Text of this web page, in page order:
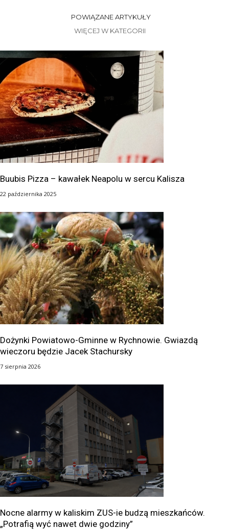
POWIĄZANE ARTYKUŁY
WIĘCEJ W KATEGORII
Buubis Pizza – kawałek Neapolu w sercu Kalisza
22 października 2025
Dożynki Powiatowo-Gminne w Rychnowie. Gwiazdą
wieczoru będzie Jacek Stachursky
7 sierpnia 2026
Nocne alarmy w kaliskim ZUS-ie budzą mieszkańców.
„Potrafią wyć nawet dwie godziny”